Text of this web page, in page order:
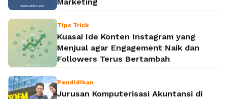
Tips Trick
Kuasai Ide Konten Instagram yang
Menjual agar Engagement Naik dan
Followers Terus Bertambah
Pendidikan
Jurusan Komputerisasi Akuntansi di